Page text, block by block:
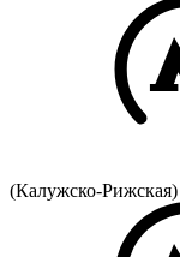
(Калужско-Рижская)